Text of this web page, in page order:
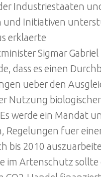
Industriestaaten
und Initiativen
erklaerte
Sigmar Gabriel
dass es einen
ueber den
Nutzung
werde ein Mandat
Regelungen fuer
bis 2010
im Artenschutz sollte